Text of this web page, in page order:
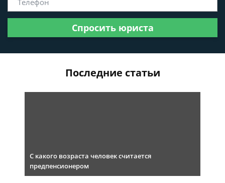
Спросить юриста
Последние статьи
С какого возраста человек считается
предпенсионером